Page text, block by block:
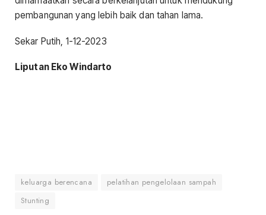
pembangunan yang lebih baik dan tahan lama.
Sekar Putih, 1-12-2023
Liputan Eko Windarto
keluarga berencana
pelatihan pengelolaan sampah
Stunting